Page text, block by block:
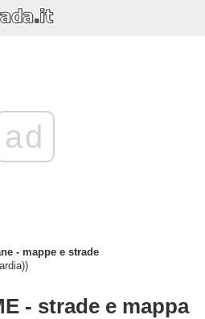
ad
- mappe e strade
- strade e mappa